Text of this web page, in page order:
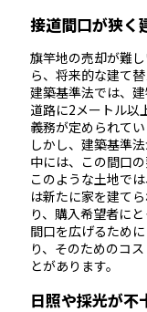
接道間口が狭く
旗竿地の売却が難
ら、将来的な建て
建築基準法では、
道路に2メートル以
義務が定められてい
しかし、建築基準
中には、この間口
このような土地で
は新たに家を建て
り、購入希望者に
間口を広げるため
り、そのためのコ
とがあります。
日照や採光が不